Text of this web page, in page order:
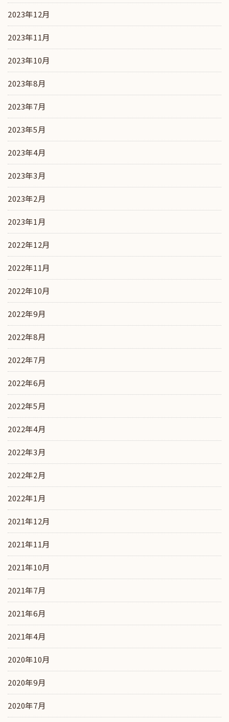
2023年12月
2023年11月
2023年10月
2023年8月
2023年7月
2023年5月
2023年4月
2023年3月
2023年2月
2023年1月
2022年12月
2022年11月
2022年10月
2022年9月
2022年8月
2022年7月
2022年6月
2022年5月
2022年4月
2022年3月
2022年2月
2022年1月
2021年12月
2021年11月
2021年10月
2021年7月
2021年6月
2021年4月
2020年10月
2020年9月
2020年7月